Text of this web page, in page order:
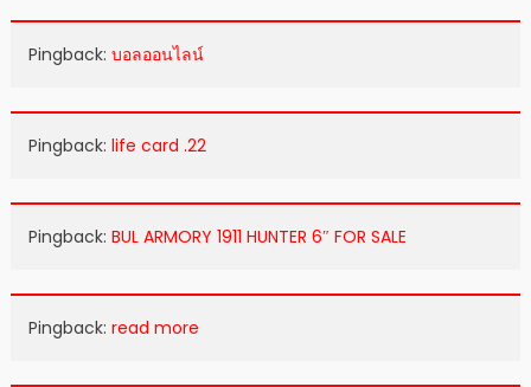
Pingback: บอลออนไลน์
Pingback: life card .22
Pingback: BUL ARMORY 1911 HUNTER 6″ FOR SALE
Pingback: read more